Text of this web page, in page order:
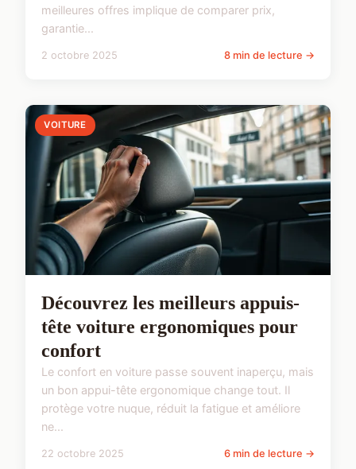
meilleures offres implique de comparer prix,
garantie...
2 octobre 2025 8 min de lecture →
VOITURE
Découvrez les meilleurs appuis-
tête voiture ergonomiques pour
confort
Le confort en voiture passe souvent inaperçu, mais
un bon appui-tête ergonomique change tout. Il
protège votre nuque, réduit la fatigue et améliore
ne...
22 octobre 2025 6 min de lecture →